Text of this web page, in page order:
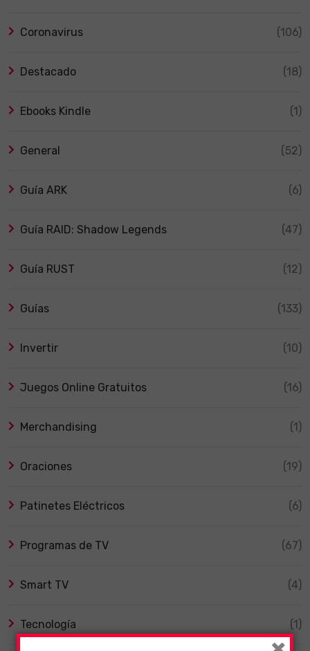
Coronavirus (106)
Destacado (18)
Ebooks Kindle (1)
General (52)
Guía ARK (6)
Guía RAID: Shadow Legends (47)
Guía RUST (12)
Guías (133)
Invertir (10)
Juegos Online Gratuitos (16)
Merchandising (1)
Oraciones (19)
Patinetes Eléctricos (6)
Programas de TV (67)
Smart TV (4)
Tecnología (1)